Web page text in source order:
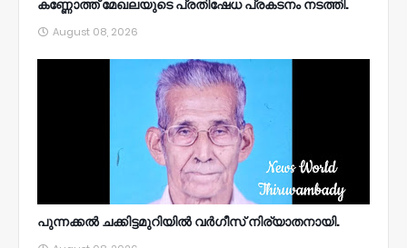
കണ്ണോത്ത് മേഖലയുടെ പ്രതിഷേധ പ്രകടനം നടത്തി.
August 08, 2026
പുന്നക്കൽ ചക്കിട്ടമുറിയിൽ വർഗീസ് നിര്യാതനായി.